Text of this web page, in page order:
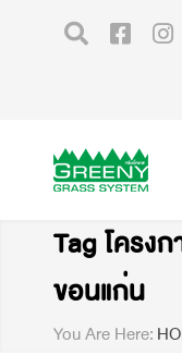
Tag โครง
ขอนแก่น
You Are Here: